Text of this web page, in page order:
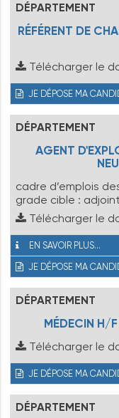
DÉPARTEMENT
RÉFÉRENT DE
Télécharger le
JE DÉPOSE MA
DÉPARTEMENT
AGENT
cadre d’emplois
grade cible :
Télécharger le
EN SAVOIR PLUS...
JE DÉPOSE MA
DÉPARTEMENT
MÉDECIN H/
Télécharger le
JE DÉPOSE MA
DÉPARTEMENT